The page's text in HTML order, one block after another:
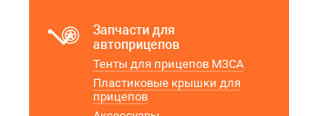
Запчасти для
автоприцепов
Тенты для прицепов МЗСА
Пластиковые крышки для
прицепов